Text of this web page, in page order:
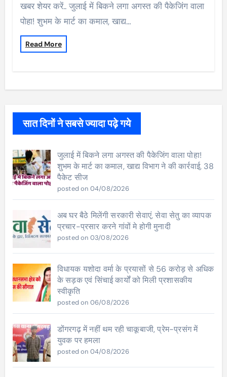
खबर शेयर करें.. जुलाई में बिकने लगा अगस्त की पैकेजिंग वाला
पोहा! शुभम के मार्ट का कमाल, खाद्य…
Read More
सात दिनों ने सबसे ज्यादा पढ़े गये
जुलाई में बिकने लगा अगस्त की पैकेजिंग वाला पोहा!
शुभम के मार्ट का कमाल, खाद्य विभाग ने की कार्रवाई, 38
पैकेट सीज
posted on 04/08/2026
अब घर बैठे मिलेंगी सरकारी सेवाएं, सेवा सेतु का व्यापक
प्रचार-प्रसार करने गांवों मे होगी मुनादी
posted on 03/08/2026
विधायक यशोदा वर्मा के प्रयासों से 56 करोड़ से अधिक
के सड़क एवं सिंचाई कार्यों को मिली प्रशासकीय
स्वीकृति
posted on 06/08/2026
डोंगरगढ़ में नहीं थम रही चाकूबाजी, प्रेम-प्रसंग में
युवक पर हमला
posted on 04/08/2026